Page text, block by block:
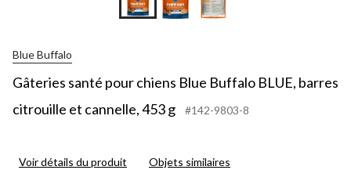
Blue Buffalo
Gâteries santé pour chiens Blue Buffalo BLUE, barres
citrouille et cannelle, 453 g
#142-9803-8
Voir détails du produit Objets similaires